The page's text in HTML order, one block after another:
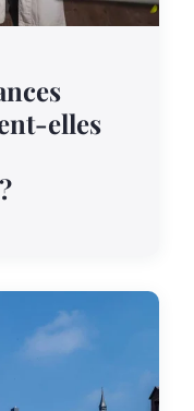
elles